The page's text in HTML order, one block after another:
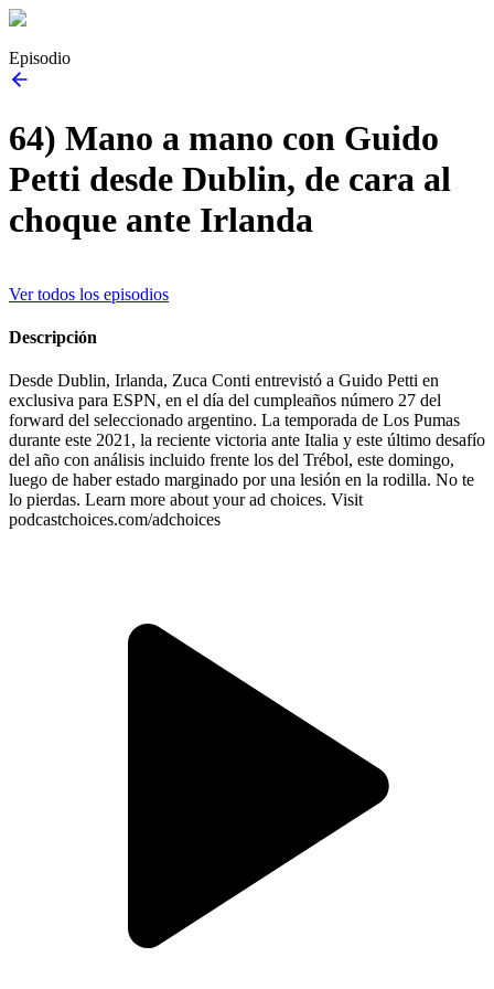
Episodio
64) Mano a mano con Guido
Petti desde Dublin, de cara al
choque ante Irlanda
Ver todos los episodios
Descripción
Desde Dublin, Irlanda, Zuca Conti entrevistó a Guido Petti en
exclusiva para ESPN, en el día del cumpleaños número 27 del
forward del seleccionado argentino. La temporada de Los Pumas
durante este 2021, la reciente victoria ante Italia y este último desafío
del año con análisis incluido frente los del Trébol, este domingo,
luego de haber estado marginado por una lesión en la rodilla. No te
lo pierdas. Learn more about your ad choices. Visit
podcastchoices.com/adchoices